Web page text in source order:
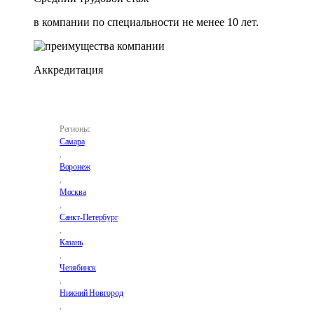
в компании по специальности не менее 10 лет.
Аккредитация
Регионы:
Самара
,
Воронеж
,
Москва
,
Санкт-Петербург
,
Казань
,
Челябинск
,
Нижний Новгород
,